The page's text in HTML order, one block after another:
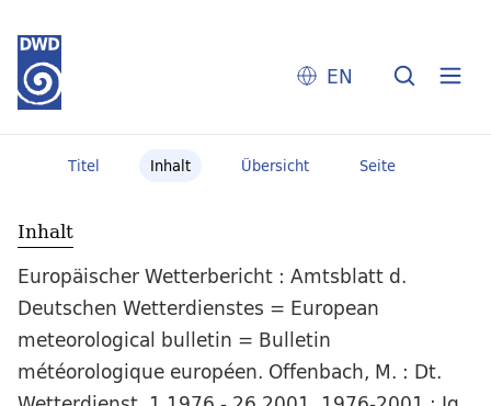
EN
Titel Inhalt Übersicht Seite
Inhalt
Europäischer Wetterbericht : Amtsblatt d.
Deutschen Wetterdienstes = European
meteorological bulletin = Bulletin
météorologique européen. Offenbach, M. : Dt.